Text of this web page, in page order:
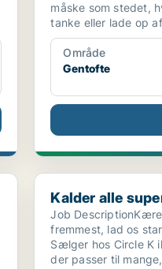
måske som stedet,
tanke eller lade op
Område
Gentofte
Kalder alle
Kalder alle
Job
fremmest, lad os
Sælger hos Circle K
der passer til